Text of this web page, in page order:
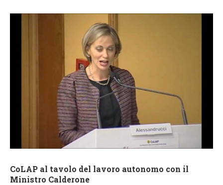
CoLAP al tavolo del lavoro autonomo con il
Ministro Calderone